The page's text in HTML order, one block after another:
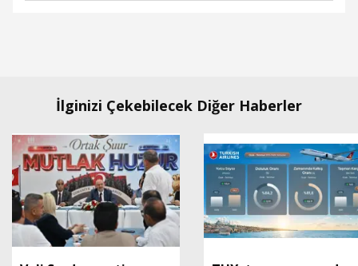
İlginizi Çekebilecek Diğer Haberler